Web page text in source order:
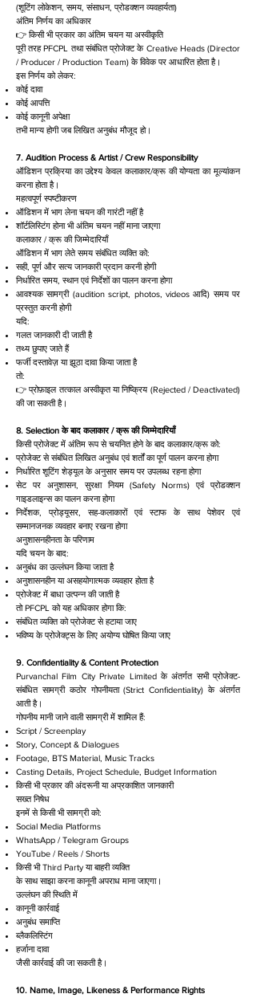
(शूटिंग लोकेशन, समय, संसाधन, प्रोडक्शन व्यवहार्यता)
अंतिम निर्णय का अधिकार
👉 किसी भी प्रकार का अंतिम चयन या अस्वीकृति
पूरी तरह PFCPL तथा संबंधित प्रोजेक्ट के Creative Heads (Director
/ Producer / Production Team) के विवेक पर आधारित होता है।
इस निर्णय को लेकर:
कोई दावा
कोई आपत्ति
कोई कानूनी अपेक्षा
तभी मान्य होगी जब लिखित अनुबंध मौजूद हो।
7. Audition Process & Artist / Crew Responsibility
ऑडिशन प्रक्रिया का उद्देश्य केवल कलाकार/क्रू की योग्यता का मूल्यांकन
करना होता है।
महत्वपूर्ण स्पष्टीकरण
ऑडिशन में भाग लेना चयन की गारंटी नहीं है
शॉर्टलिस्टिंग होना भी अंतिम चयन नहीं माना जाएगा
कलाकार / क्रू की जिम्मेदारियाँ
ऑडिशन में भाग लेते समय संबंधित व्यक्ति को:
सही, पूर्ण और सत्य जानकारी प्रदान करनी होगी
निर्धारित समय, स्थान एवं निर्देशों का पालन करना होगा
आवश्यक सामग्री (audition script, photos, videos आदि) समय पर
प्रस्तुत करनी होगी
यदि:
गलत जानकारी दी जाती है
तथ्य छुपाए जाते हैं
फर्जी दस्तावेज़ या झूठा दावा किया जाता है
तो:
👉 प्रोफ़ाइल तत्काल अस्वीकृत या निष्क्रिय (Rejected / Deactivated)
की जा सकती है।
8. Selection के बाद कलाकार / क्रू की जिम्मेदारियाँ
किसी प्रोजेक्ट में अंतिम रूप से चयनित होने के बाद कलाकार/क्रू को:
प्रोजेक्ट से संबंधित लिखित अनुबंध एवं शर्तों का पूर्ण पालन करना होगा
निर्धारित शूटिंग शेड्यूल के अनुसार समय पर उपलब्ध रहना होगा
सेट पर अनुशासन, सुरक्षा नियम (Safety Norms) एवं प्रोडक्शन
गाइडलाइन्स का पालन करना होगा
निर्देशक, प्रोड्यूसर, सह-कलाकारों एवं स्टाफ के साथ पेशेवर एवं
सम्मानजनक व्यवहार बनाए रखना होगा
अनुशासनहीनता के परिणाम
यदि चयन के बाद:
अनुबंध का उल्लंघन किया जाता है
अनुशासनहीन या असहयोगात्मक व्यवहार होता है
प्रोजेक्ट में बाधा उत्पन्न की जाती है
तो PFCPL को यह अधिकार होगा कि:
संबंधित व्यक्ति को प्रोजेक्ट से हटाया जाए
भविष्य के प्रोजेक्ट्स के लिए अयोग्य घोषित किया जाए
9. Confidentiality & Content Protection
Purvanchal Film City Private Limited के अंतर्गत सभी प्रोजेक्ट-
संबंधित सामग्री कठोर गोपनीयता (Strict Confidentiality) के अंतर्गत
आती है।
गोपनीय मानी जाने वाली सामग्री में शामिल हैं:
Script / Screenplay
Story, Concept & Dialogues
Footage, BTS Material, Music Tracks
Casting Details, Project Schedule, Budget Information
किसी भी प्रकार की अंदरूनी या अप्रकाशित जानकारी
सख्त निषेध
इनमें से किसी भी सामग्री को:
Social Media Platforms
WhatsApp / Telegram Groups
YouTube / Reels / Shorts
किसी भी Third Party या बाहरी व्यक्ति
के साथ साझा करना कानूनी अपराध माना जाएगा।
उल्लंघन की स्थिति में
कानूनी कार्रवाई
अनुबंध समाप्ति
ब्लैकलिस्टिंग
हर्जाना दावा
जैसी कार्रवाई की जा सकती है।
10. Name, Image, Likeness & Performance Rights